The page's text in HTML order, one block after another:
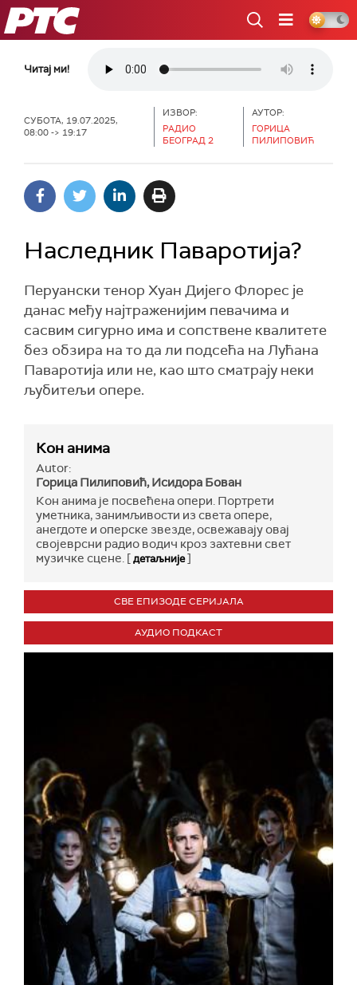
РТС
Читај ми!
СУБОТА, 19.07.2025,
08:00 -> 19:17
ИЗВОР:
РАДИО
БЕОГРАД 2
АУТОР:
ГОРИЦА
ПИЛИПОВИЋ
Наследник Паваротија?
Перуански тенор Хуан Дијего Флорес је
данас међу најтраженијим певачима и
сасвим сигурно има и сопствене квалитете
без обзира на то да ли подсећа на Лућана
Паваротија или не, као што сматрају неки
љубитељи опере.
Кон анима
Autor:
Горица Пилиповић, Исидора Бован
Кон анима је посвећена опери. Портрети
уметника, занимљивости из света оперe,
анегдоте и оперске звезде, освежавају овај
својеврсни радио водич кроз захтевни свет
музичке сцене. [детаљније]
СВЕ ЕПИЗОДЕ СЕРИЈАЛА
АУДИО ПОДКАСТ